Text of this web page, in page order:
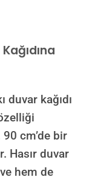
kağıdı
90 cm’de bir
Hasır duvar
hem de